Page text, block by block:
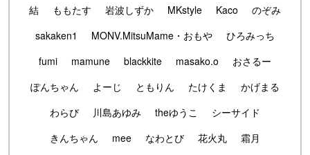
結
ももたす 岩波しずか MKstyle Kaco
のぞみ
sakaken1
MONV.MitsuMame・おもや
ひろみっち
fumi
mamune blackkite masako.o
おさるー
ぽんちゃん
よーじ ともりん たけくま
かげまる
わらび
川島あゆみ theゆうこ
シーサイド
きんちゃん
mee なわとび 花火丸
霜月